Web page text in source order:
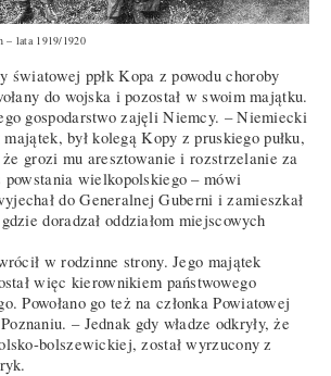
– lata 1919/1920
światowej ppłk Kopa z powodu choroby
do wojska i pozostał w swoim majątku.
gospodarstwo zajęli Niemcy. – Niemiecki
był kolegą Kopy z pruskiego pułku,
że grozi mu aresztowanie i rozstrzelanie za
powstania wielkopolskiego – mówi
do Generalnej Guberni i zamieszkał
doradzał oddziałom miejscowych
w rodzinne strony. Jego majątek
więc kierownikiem państwowego
Powołano go też na członka Powiatowej
– Jednak gdy władze odkryły, że
bolszewickiej, został wyrzucony z